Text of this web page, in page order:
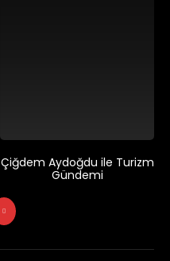
Çiğdem Aydoğdu ile Turizm
Gündemi